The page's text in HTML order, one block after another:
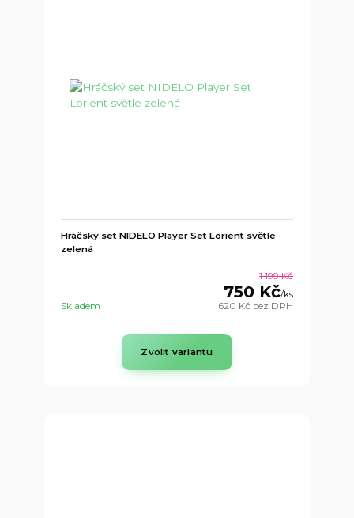
Hráčský set NIDELO Player Set Lorient světle
zelená
1 199 Kč
750 Kč/ks
620 Kč bez DPH
Skladem
Zvolit variantu